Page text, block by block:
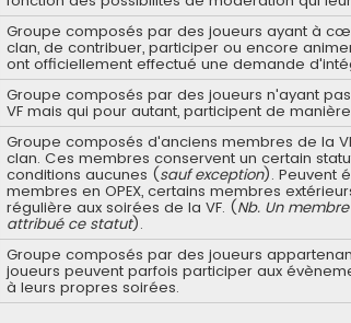
Groupe composés par des joueurs ayant à
clan, de contribuer, participer ou encore
ont officiellement effectué une demande
Groupe composés par des joueurs n'ayant
VF mais qui pour autant, participent de
Groupe composés d'anciens membres de la
clan. Ces membres conservent un certain
conditions aucunes (sauf exception). Peuvent
membres en OPEX, certains membres
régulière aux soirées de la VF. (Nb. Un
attribué ce statut).
Groupe composés par des joueurs
joueurs peuvent parfois participer aux
à leurs propres soirées.